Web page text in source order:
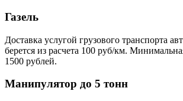
Газель
Доставка услугой грузового транспорта
берется из расчета 100 руб/км.
1500 рублей.
Манипулятор до 5 тонн